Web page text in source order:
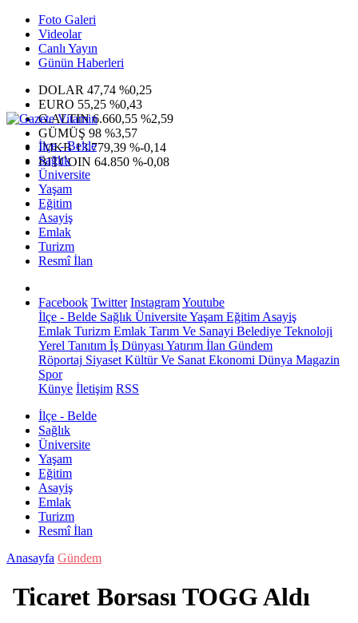
Foto Galeri
Videolar
Canlı Yayın
Günün Haberleri
DOLAR 47,74 %0,25
EURO 55,25 %0,43
G.ALTIN6.660,55 %2,59
GÜMÜŞ 98 %3,57
IMKB13.779,39 %-0,14
BITCOIN 64.850 %-0,08
İlçe - Belde
Sağlık
Üniversite
Yaşam
Eğitim
Asayiş
Emlak
Turizm
Resmî İlan
Facebook Twitter InstagramYoutube
İlçe - Belde Sağlık ÜniversiteYaşam Eğitim Asayiş
Emlak Turizm Emlak Tarım Ve Sanayi Belediye Teknoloji
Yerel Tanıtım İş Dünyası Yatırım İlan Gündem
Röportaj Siyaset Kültür Ve Sanat Ekonomi Dünya Magazin
Spor
Künye İletişim RSS
İlçe - Belde
Sağlık
Üniversite
Yaşam
Eğitim
Asayiş
Emlak
Turizm
Resmî İlan
Anasayfa Gündem
Ticaret Borsası TOGG Aldı